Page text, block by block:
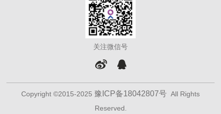
关注微信号
Copyright ©2015-2025 豫ICP备18042807号 All Rights
Reserved.